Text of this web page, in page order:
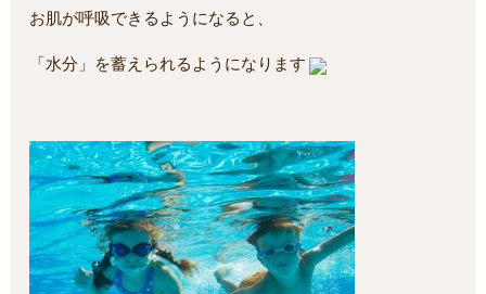
お肌が呼吸できるようになると、
「水分」を蓄えられるようになります